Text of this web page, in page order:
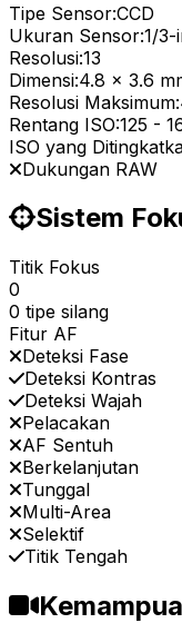
Tipe Sensor:CCD
Ukuran Sensor:1/3-
Resolusi:13
Dimensi:4.8 x 3.6
Resolusi Maksimum:
Rentang ISO:125 -
ISO yang
Dukungan RAW
Sistem
Titik Fokus
0
0 tipe silang
Fitur AF
Deteksi Fase
Deteksi Kontras
Deteksi Wajah
Pelacakan
AF Sentuh
Berkelanjutan
Tunggal
Multi-Area
Selektif
Titik Tengah